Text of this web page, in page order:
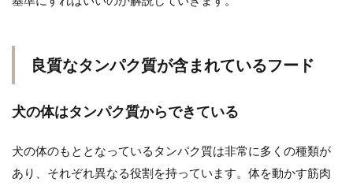
良質なタンパク質が含まれているフード
犬の体はタンパク質からできている
犬の体のもととなっているタンパク質は非常に多くの種類が
あり、それぞれ異なる役割を持っています。体を動かす筋肉